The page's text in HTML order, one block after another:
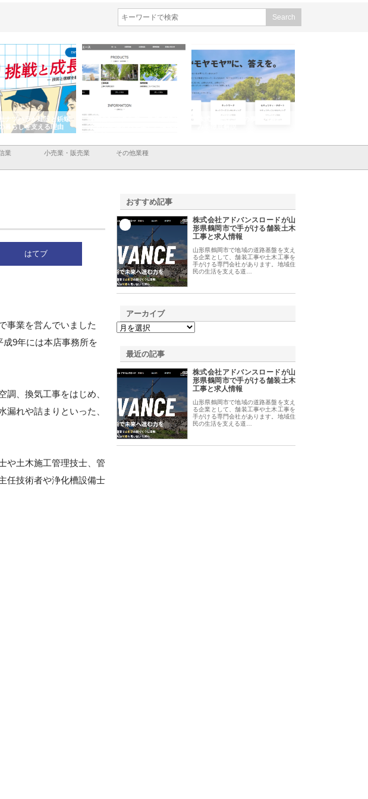
ナツハラが建設と鋲螺
暮らしを支える理由
イトが提供する充実した情報内
株式会社ＣＳＡの事業内容と強
業 小売業・販売業 その他業種
はてブ
事業を営んでいました
9年には本店事務所を
、換気工事をはじめ、
れや詰まりといった、
や土木施工管理技士、管
任技術者や浄化槽設備士
おすすめ記事
株式会社アドバンスロードが山
形県鶴岡市で手がける舗装土木
工事と求人情報
山形県鶴岡市で地域の道路基盤を支え
る企業として、舗装工事や土木工事を
手がける専門会社があります。地域住
民の生活を支える道…
アーカイブ
最近の記事
株式会社アドバンスロードが山
形県鶴岡市で手がける舗装土木
工事と求人情報
山形県鶴岡市で地域の道路基盤を支え
る企業として、舗装工事や土木工事を
手がける専門会社があります。地域住
民の生活を支える道…